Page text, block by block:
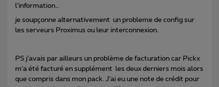
l’information…
je soupçonne alternativement un probleme de config sur
les serveurs Proximus ou leur interconnexion.
PS j’avais par ailleurs un problème de facturation car Pickx
m’a été facturé en supplément les deux derniers mois alors
que compris dans mon pack. J’ai eu une note de crédit pour